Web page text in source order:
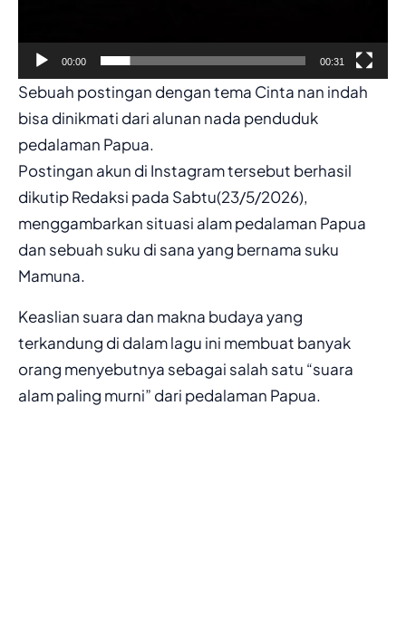
00:00 00:31
Sebuah postingan dengan tema Cinta nan indah
bisa dinikmati dari alunan nada penduduk
pedalaman Papua.
Postingan akun di Instagram tersebut berhasil
dikutip Redaksi pada Sabtu(23/5/2026),
menggambarkan situasi alam pedalaman Papua
dan sebuah suku di sana yang bernama suku
Mamuna.
Keaslian suara dan makna budaya yang
terkandung di dalam lagu ini membuat banyak
orang menyebutnya sebagai salah satu “suara
alam paling murni” dari pedalaman Papua.